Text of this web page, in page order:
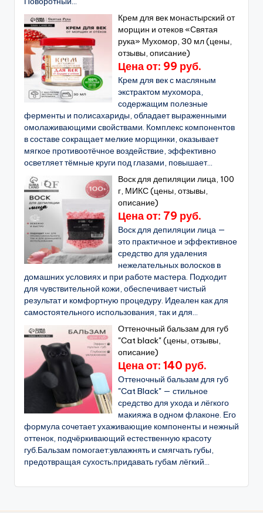
Крем для век монастырский от
морщин и отеков «Святая
рука» Мухомор, 30 мл (цены,
отзывы, описание)
Цена от: 99 руб.
Крем для век с масляным
экстрактом мухомора,
содержащим полезные
ферменты и полисахариды, обладает выраженными
омолаживающими свойствами. Комплекс компонентов
в составе сокращает мелкие морщинки, оказывает
мягкое противоотёчное воздействие, эффективно
осветляет тёмные круги под глазами, повышает...
Воск для депиляции лица, 100
г, МИКС (цены, отзывы,
описание)
Цена от: 79 руб.
Воск для депиляции лица —
это практичное и эффективное
средство для удаления
нежелательных волосков в
домашних условиях и при работе мастера. Подходит
для чувствительной кожи, обеспечивает чистый
результат и комфортную процедуру. Идеален как для
самостоятельного использования, так и для...
Оттеночный бальзам для губ
"Cat black" (цены, отзывы,
описание)
Цена от: 140 руб.
Оттеночный бальзам для губ
"Cat Black" — стильное
средство для ухода и лёгкого
макияжа в одном флаконе. Его
формула сочетает ухаживающие компоненты и нежный
оттенок, подчёркивающий естественную красоту
губ.Бальзам помогает:увлажнять и смягчать губы,
предотвращая сухость;придавать губам лёгкий...